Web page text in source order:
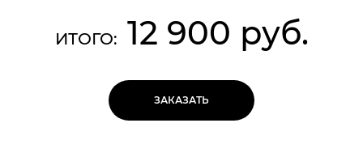
ИТОГО: 12 900 руб.
ЗАКАЗАТЬ